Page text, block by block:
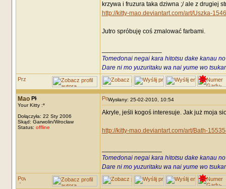
krzywa i fruzura taka dziwna ;/ ale z drugiej
http://kitty-mao.deviantart.com/art/Uszka-
Jutro spróbuję coś zmalować farbami.
Tomedonai negai kara hitotsu dake kanau
Dare ni mo yuzuritaku wa nai yume wo
Mao
Your Kitty :*
Dołączyła: 22 Sty 2006
Skąd: Garwolin/Wrocław
Status: offline
Wysłany: 25-02-2010, 10:54
Akryle, jeśli kogoś interesuje. Jak już moja
http://kitty-mao.deviantart.com/art/Bath-
Tomedonai negai kara hitotsu dake kanau
Dare ni mo yuzuritaku wa nai yume wo